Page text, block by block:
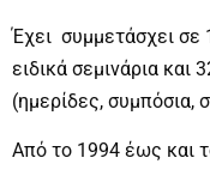
Έχει συμμετάσχει σε
ειδικά σεμινάρια και
(ημερίδες, συμπόσια,
Από το 1994 έως και